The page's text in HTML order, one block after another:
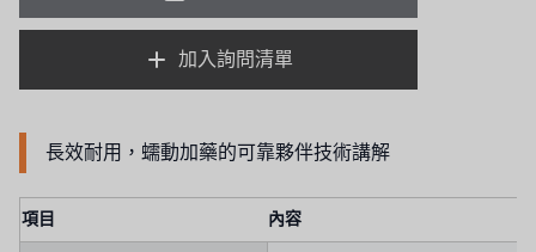
加入詢問清單
長效耐用，蠕動加藥的可靠夥伴技術講解
項目 內容